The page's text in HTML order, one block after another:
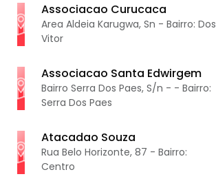
Associacao Curucaca
Area Aldeia Karugwa, Sn - Bairro: Dos
Vitor
Associacao Santa Edwirgem
Bairro Serra Dos Paes, S/n - - Bairro:
Serra Dos Paes
Atacadao Souza
Rua Belo Horizonte, 87 - Bairro:
Centro